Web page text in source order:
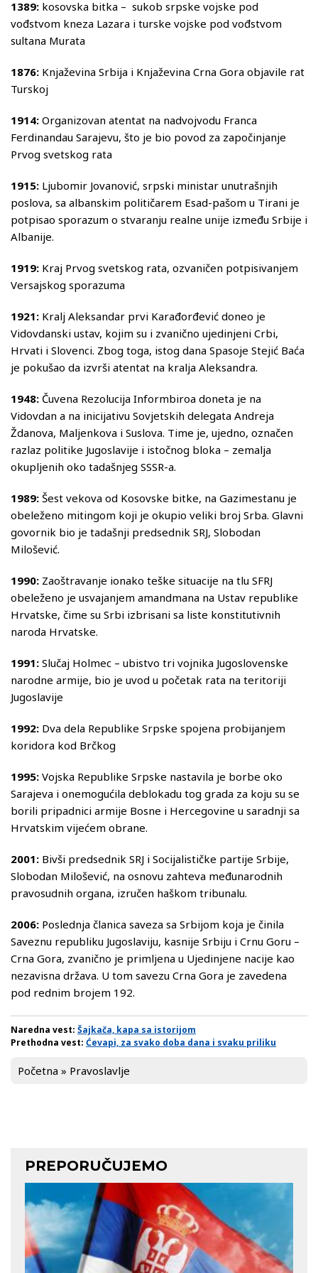
1389: kosovska bitka – sukob srpske vojske pod
vođstvom kneza Lazara i turske vojske pod vođstvom
sultana Murata
1876: Knjaževina Srbija i Knjaževina Crna Gora objavile rat
Turskoj
1914: Organizovan atentat na nadvojvodu Franca
Ferdinandau Sarajevu, što je bio povod za započinjanje
Prvog svetskog rata
1915: Ljubomir Jovanović, srpski ministar unutrašnjih
poslova, sa albanskim političarem Esad-pašom u Tirani je
potpisao sporazum o stvaranju realne unije između Srbije i
Albanije.
1919: Kraj Prvog svetskog rata, ozvaničen potpisivanjem
Versajskog sporazuma
1921: Kralj Aleksandar prvi Karađorđević doneo je
Vidovdanski ustav, kojim su i zvanično ujedinjeni Crbi,
Hrvati i Slovenci. Zbog toga, istog dana Spasoje Stejić Baća
je pokušao da izvrši atentat na kralja Aleksandra.
1948: Čuvena Rezolucija Informbiroa doneta je na
Vidovdan a na inicijativu Sovjetskih delegata Andreja
Ždanova, Maljenkova i Suslova. Time je, ujedno, označen
razlaz politike Jugoslavije i istočnog bloka – zemalja
okupljenih oko tadašnjeg SSSR-a.
1989: Šest vekova od Kosovske bitke, na Gazimestanu je
obeleženo mitingom koji je okupio veliki broj Srba. Glavni
govornik bio je tadašnji predsednik SRJ, Slobodan
Milošević.
1990: Zaoštravanje ionako teške situacije na tlu SFRJ
obeleženo je usvajanjem amandmana na Ustav republike
Hrvatske, čime su Srbi izbrisani sa liste konstitutivnih
naroda Hrvatske.
1991: Slučaj Holmec – ubistvo tri vojnika Jugoslovenske
narodne armije, bio je uvod u početak rata na teritoriji
Jugoslavije
1992: Dva dela Republike Srpske spojena probijanjem
koridora kod Brčkog
1995: Vojska Republike Srpske nastavila je borbe oko
Sarajeva i onemogućila deblokadu tog grada za koju su se
borili pripadnici armije Bosne i Hercegovine u saradnji sa
Hrvatskim vijećem obrane.
2001: Bivši predsednik SRJ i Socijalističke partije Srbije,
Slobodan Milošević, na osnovu zahteva međunarodnih
pravosudnih organa, izručen haškom tribunalu.
2006: Poslednja članica saveza sa Srbijom koja je činila
Saveznu republiku Jugoslaviju, kasnije Srbiju i Crnu Goru –
Crna Gora, zvanično je primljena u Ujedinjene nacije kao
nezavisna država. U tom savezu Crna Gora je zavedena
pod rednim brojem 192.
Naredna vest: Šajkača, kapa sa istorijom
Prethodna vest: Ćevapi, za svako doba dana i svaku priliku
Početna » Pravoslavlje
PREPORUČUJEMO